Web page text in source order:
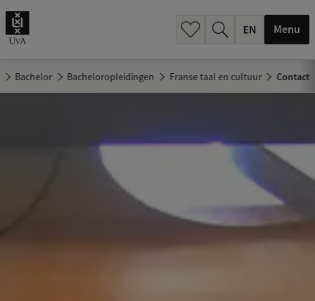
Menu
Bachelor Bacheloropleidingen Franse taal en cultuur Contact